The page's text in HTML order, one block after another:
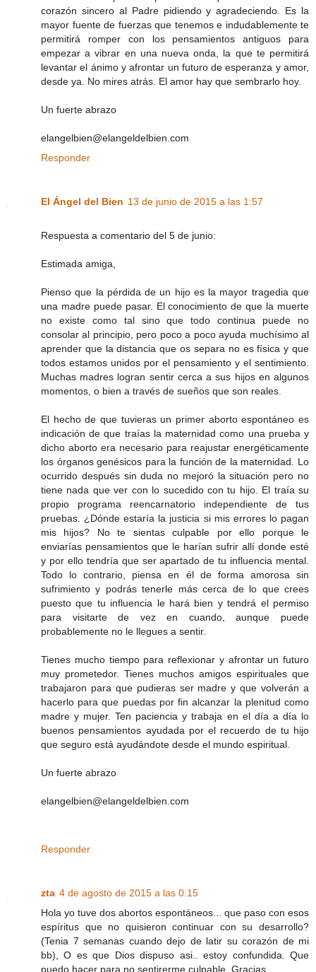
corazón sincero al Padre pidiendo y agradeciendo. Es la
mayor fuente de fuerzas que tenemos e indudablemente te
permitirá romper con los pensamientos antiguos para
empezar a vibrar en una nueva onda, la que te permitirá
levantar el ánimo y afrontar un futuro de esperanza y amor,
desde ya. No mires atrás. El amor hay que sembrarlo hoy.
Un fuerte abrazo
elangelbien@elangeldelbien.com
Responder
El Ángel del Bien 13 de junio de 2015 a las 1:57
Respuesta a comentario del 5 de junio:
Estimada amiga,
Pienso que la pérdida de un hijo es la mayor tragedia que
una madre puede pasar. El conocimiento de que la muerte
no existe como tal sino que todo continua puede no
consolar al principio, pero poco a poco ayuda muchísimo al
aprender que la distancia que os separa no es física y que
todos estamos unidos por el pensamiento y el sentimiento.
Muchas madres logran sentir cerca a sus hijos en algunos
momentos, o bien a través de sueños que son reales.
El hecho de que tuvieras un primer aborto espontáneo es
indicación de que traías la maternidad como una prueba y
dicho aborto era necesario para reajustar energéticamente
los órganos genésicos para la función de la maternidad. Lo
ocurrido después sin duda no mejoró la situación pero no
tiene nada que ver con lo sucedido con tu hijo. El traía su
propio programa reencarnatorio independiente de tus
pruebas. ¿Dónde estaría la justicia si mis errores lo pagan
mis hijos? No te sientas culpable por ello porque le
enviarías pensamientos que le harían sufrir allí donde esté
y por ello tendría que ser apartado de tu influencia mental.
Todo lo contrario, piensa en él de forma amorosa sin
sufrimiento y podrás tenerle más cerca de lo que crees
puesto que tu influencia le hará bien y tendrá el permiso
para visitarte de vez en cuando, aunque puede
probablemente no le llegues a sentir.
Tienes mucho tiempo para reflexionar y afrontar un futuro
muy prometedor. Tienes muchos amigos espirituales que
trabajaron para que pudieras ser madre y que volverán a
hacerlo para que puedas por fin alcanzar la plenitud como
madre y mujer. Ten paciencia y trabaja en el día a día lo
buenos pensamientos ayudada por el recuerdo de tu hijo
que seguro está ayudándote desde el mundo espiritual.
Un fuerte abrazo
elangelbien@elangeldelbien.com
Responder
zta 4 de agosto de 2015 a las 0:15
Hola yo tuve dos abortos espontáneos... que paso con esos
espíritus que no quisieron continuar con su desarrollo?
(Tenia 7 semanas cuando dejo de latir su corazón de mi
bb), O es que Dios dispuso asi.. estoy confundida. Que
puedo hacer para no sentirerme culpable. Gracias